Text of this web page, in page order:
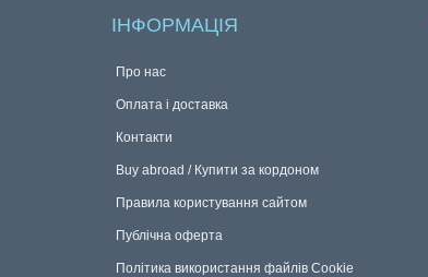
ІНФОРМАЦІЯ
Про нас
Оплата і доставка
Контакти
Buy abroad / Купити за кордоном
Правила користування сайтом
Публічна оферта
Політика використання файлів Cookie